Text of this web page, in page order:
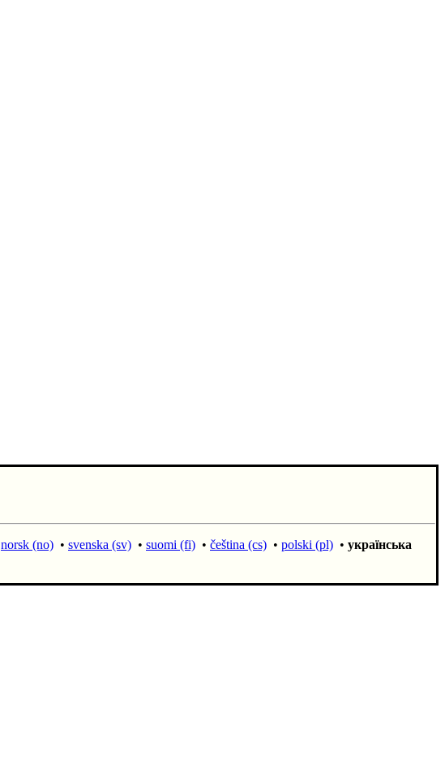
norsk (no) • svenska (sv) • suomi (fi) • čeština (cs) • polski (pl) • українська